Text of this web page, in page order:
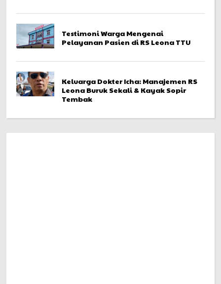
Testimoni Warga Mengenai
Pelayanan Pasien di RS Leona TTU
Keluarga Dokter Icha: Manajemen RS
Leona Buruk Sekali & Kayak Sopir
Tembak